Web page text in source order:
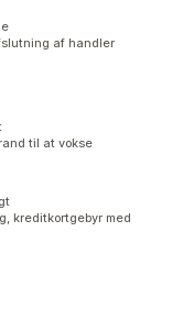
af handler
til at vokse
kreditkortgebyr med